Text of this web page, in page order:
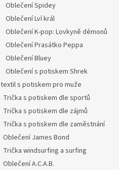
Oblečení Spidey
Oblečení Lví král
Oblečení K-pop: Lovkyně démonů
Oblečení Prasátko Peppa
Oblečení Bluey
Oblečení s potiskem Shrek
textil s potiskem pro muže
Trička s potiskem dle sportů
Trička s potiskem dle zájmů
Trička s potiskem dle zaměstnání
Oblečení James Bond
Trička windsurfing a surfing
Oblečení A.C.A.B.